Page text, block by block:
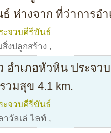
ห่างจาก ที่ว่าการอ
ะจวบคีรีขันธ์
งปลูกสร้าง ,
อำเภอหัวหิน ประจว
วมสุข 4.1 km.
ะจวบคีรีขันธ์
าวัลเล่ ไลท์ ,